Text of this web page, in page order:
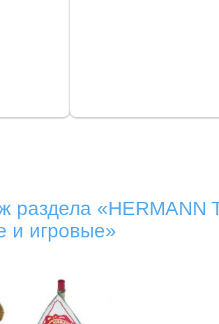
раздела «HERMANN
и игровые»